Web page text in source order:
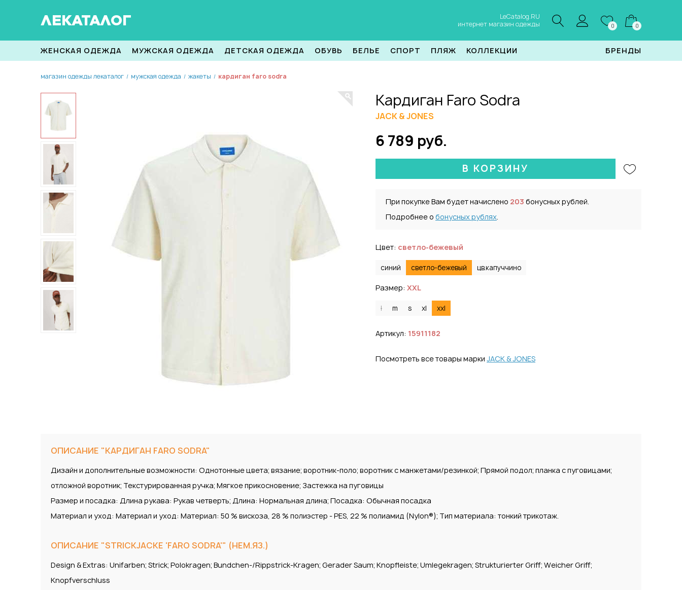
ЛЕКАТАЛОГ
LeCatalog.RU
интернет магазин одежды
0 0
ЖЕНСКАЯ ОДЕЖДА МУЖСКАЯ ОДЕЖДА ДЕТСКАЯ ОДЕЖДА ОБУВЬ БЕЛЬЕ СПОРТ ПЛЯЖ КОЛЛЕКЦИИ БРЕНДЫ
магазин одежды лекаталог / мужская одежда / жакеты / кардиган faro sodra
Кардиган Faro Sodra
JACK & JONES
6 789 руб.
В КОРЗИНУ
При покупке Вам будет начислено 203 бонусных рублей.
Подробнее о бонусных рублях.
Цвет: светло-бежевый
синий светло-бежевый цв.капуччино
Размер: XXL
l m s xl xxl
Артикул: 15911182
Посмотреть все товары марки JACK & JONES
ОПИСАНИЕ "КАРДИГАН FARO SODRA"
Дизайн и дополнительные возможности: Однотонные цвета; вязание; воротник-поло; воротник с манжетами/резинкой; Прямой подол; планка с пуговицами;
отложной воротник; Текстурированная ручка; Мягкое прикосновение; Застежка на пуговицы
Размер и посадка: Длина рукава: Рукав четверть; Длина: Нормальная длина; Посадка: Обычная посадка
Материал и уход: Материал и уход: Материал: 50 % вискоза, 28 % полиэстер - PES, 22 % полиамид (Nylon®); Тип материала: тонкий трикотаж.
ОПИСАНИЕ "STRICKJACKE 'FARO SODRA'" (НЕМ.ЯЗ.)
Design & Extras: Unifarben; Strick; Polokragen; Bundchen-/Rippstrick-Kragen; Gerader Saum; Knopfleiste; Umlegekragen; Strukturierter Griff; Weicher Griff;
Knopfverschluss